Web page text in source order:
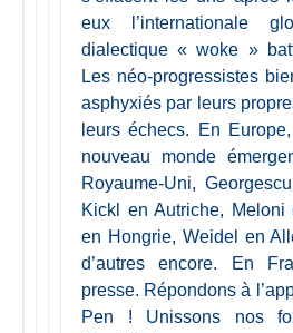
eux l’internationale
dialectique « woke »
Les néo-progressistes
asphyxiés par leurs
leurs échecs. En
nouveau monde
Royaume-Uni,
Kickl en Autriche, Meloni
en Hongrie, Weidel en
d’autres encore. En
presse. Répondons à
Pen ! Unissons nos